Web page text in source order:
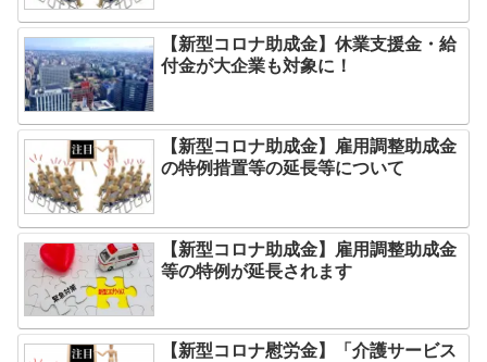
【新型コロナ助成金】休業支援金・給
付金が大企業も対象に！
【新型コロナ助成金】雇用調整助成金
の特例措置等の延長等について
【新型コロナ助成金】雇用調整助成金
等の特例が延長されます
【新型コロナ慰労金】「介護サービス